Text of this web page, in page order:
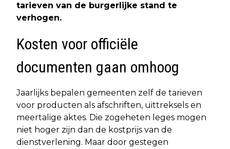
tarieven van de burgerlijke stand te
verhogen.
Kosten voor officiële
documenten gaan omhoog
Jaarlijks bepalen gemeenten zelf de tarieven
voor producten als afschriften, uittreksels en
meertalige aktes. Die zogeheten leges mogen
niet hoger zijn dan de kostprijs van de
dienstverlening. Maar door gestegen